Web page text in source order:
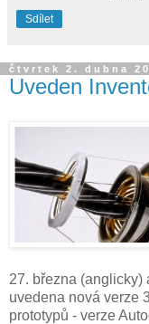
Sdílet
čtvrtek 2. dubna
Uveden
27. března (anglicky)
uvedena nová verze
prototypů - verze